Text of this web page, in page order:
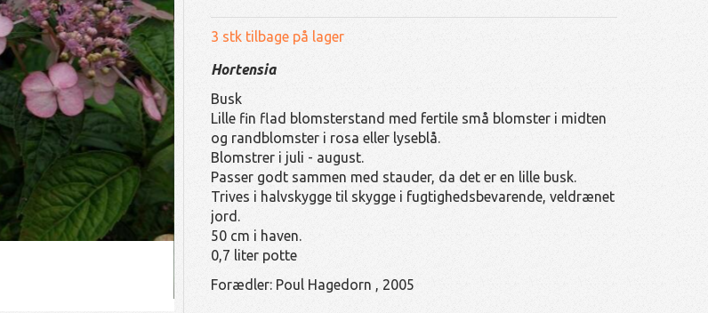
3 stk tilbage på lager
Hortensia
Busk
Lille fin flad blomsterstand med fertile små blomster i midten
og randblomster i rosa eller lyseblå.
Blomstrer i juli - august.
Passer godt sammen med stauder, da det er en lille busk.
Trives i halvskygge til skygge i fugtighedsbevarende, veldrænet
jord.
50 cm i haven.
0,7 liter potte
Forædler: Poul Hagedorn , 2005